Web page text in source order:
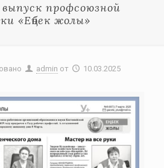
профсоюзной
«Еңбек жолы»
admin от 10.03.2025